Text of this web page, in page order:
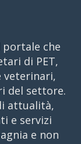
che
di PET,
del settore.
attualità,
e servizi
e non